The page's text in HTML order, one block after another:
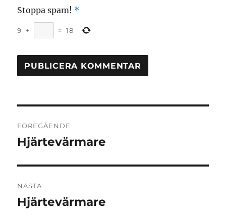
Stoppa spam! *
9 + = 18
FÖREGÅENDE
Föregående
Hjärtevärmare
NÄSTA
Nästa
Hjärtevärmare